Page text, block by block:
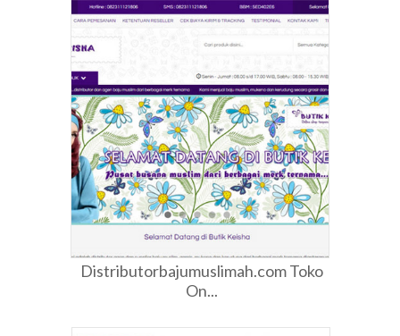
Distributorbajumuslimah.com Toko
On...